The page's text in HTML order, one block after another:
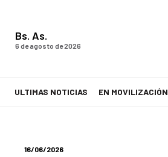
Bs. As.
6 de agosto de 2026
ULTIMAS NOTICIAS EN MOVILIZACIÓN
16/06/2026